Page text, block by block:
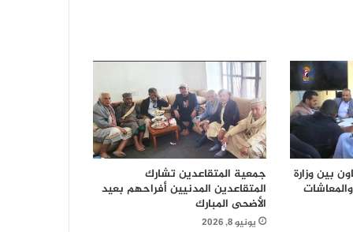
تسليم شهادات للموظفين المشاركين في
دورات “طوفان الأقصى”
بين وزارة
والمعاشات
جمعية المتقاعدين تشارك
المتقاعدين المدنيين أفراحهم بعيد
الأضحى المبارك
يونيو 8, 2026